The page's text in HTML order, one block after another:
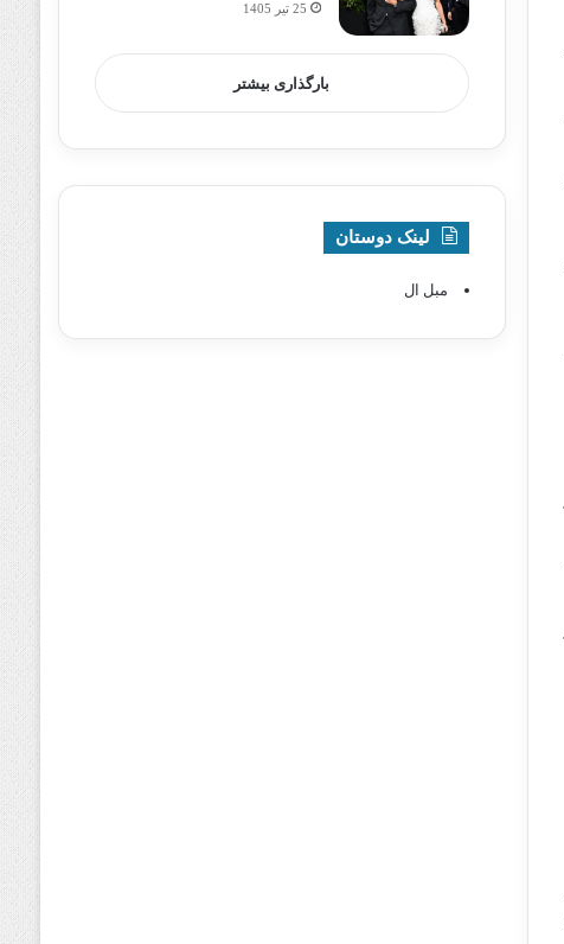
25 تیر 1405
بارگذاری بیشتر
لینک دوستان
مبل ال